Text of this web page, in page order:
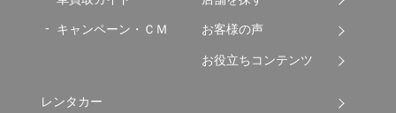
キャンペーン・ＣＭ お客様の声
お役立ちコンテンツ
レンタカー